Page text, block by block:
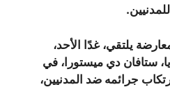
يلتقي، غدًا الأحد،
ستافان دي ميستورا، في
جرائمه ضد المدنيين،